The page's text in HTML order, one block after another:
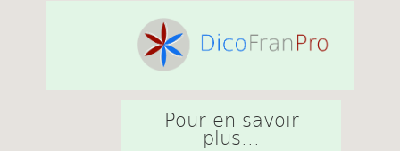
Pour en savoir
plus...